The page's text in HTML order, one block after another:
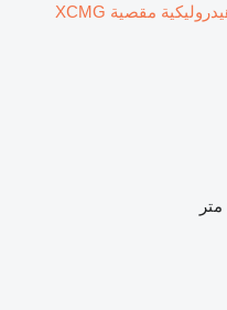
رافعة هيدروليكية مقصية XCMG